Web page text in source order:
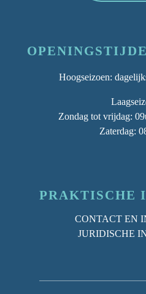
Hoogseizoen:
Zondag tot vrijdag:
Zaterdag:
PRAKTISCHE
CONTACT EN
JURIDISCHE